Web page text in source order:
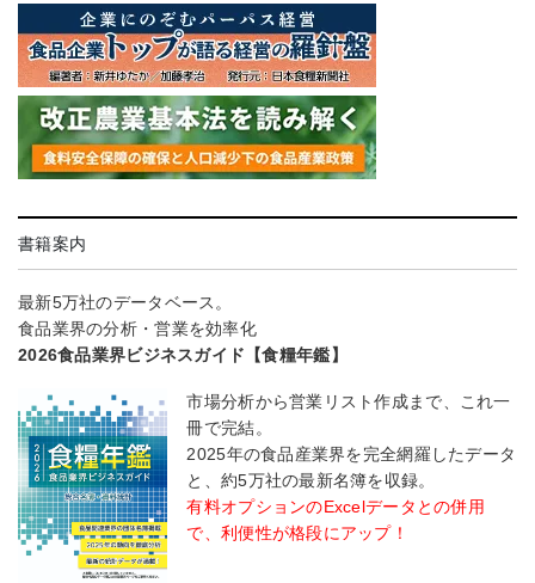
書籍案内
最新5万社のデータベース。
食品業界の分析・営業を効率化
2026食品業界ビジネスガイド【食糧年鑑】
市場分析から営業リスト作成まで、これ一
冊で完結。
2025年の食品産業界を完全網羅したデータ
と、約5万社の最新名簿を収録。
有料オプションのExcelデータとの併用
で、利便性が格段にアップ！